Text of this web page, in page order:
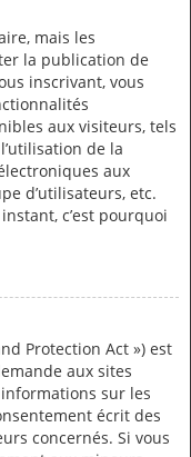
mais les
la publication de
inscrivant, vous
aux visiteurs, tels
de la
aux
d’utilisateurs, etc.
c’est pourquoi
Protection Act ») est
aux sites
sur les
écrit des
concernés. Si vous